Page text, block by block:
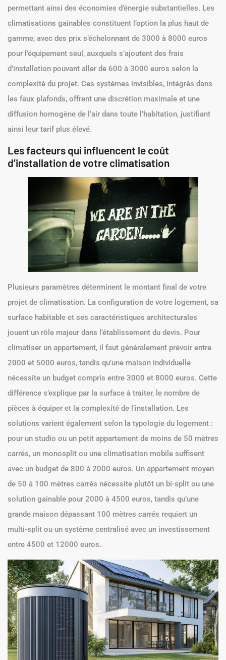
permettant ainsi des économies d’énergie substantielles. Les
climatisations gainables constituent l’option la plus haut de
gamme, avec des prix s’échelonnant de 3000 à 8000 euros
pour l’équipement seul, auxquels s’ajoutent des frais
d’installation pouvant aller de 600 à 3000 euros selon la
complexité du projet. Ces systèmes invisibles, intégrés dans
les faux plafonds, offrent une discrétion maximale et une
diffusion homogène de l’air dans toute l’habitation, justifiant
ainsi leur tarif plus élevé.
Les facteurs qui influencent le coût
d’installation de votre climatisation
Plusieurs paramètres déterminent le montant final de votre
projet de climatisation. La configuration de votre logement, sa
surface habitable et ses caractéristiques architecturales
jouent un rôle majeur dans l’établissement du devis. Pour
climatiser un appartement, il faut généralement prévoir entre
2000 et 5000 euros, tandis qu’une maison individuelle
nécessite un budget compris entre 3000 et 8000 euros. Cette
différence s’explique par la surface à traiter, le nombre de
pièces à équiper et la complexité de l’installation. Les
solutions varient également selon la typologie du logement :
pour un studio ou un petit appartement de moins de 50 mètres
carrés, un monosplit ou une climatisation mobile suffisent
avec un budget de 800 à 2000 euros. Un appartement moyen
de 50 à 100 mètres carrés nécessite plutôt un bi-split ou une
solution gainable pour 2000 à 4500 euros, tandis qu’une
grande maison dépassant 100 mètres carrés requiert un
multi-split ou un système centralisé avec un investissement
entre 4500 et 12000 euros.